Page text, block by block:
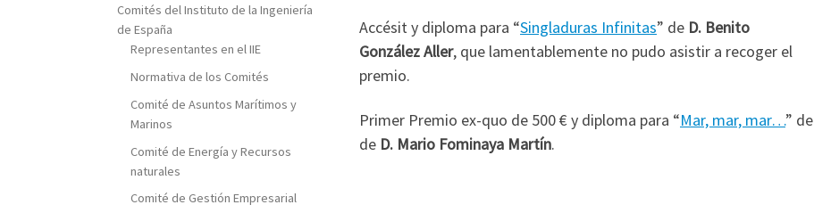
Accésit y diploma para “Singladuras Infinitas” de D. Benito
González Aller, que lamentablemente no pudo asistir a recoger el
premio.
Primer Premio ex-quo de 500 € y diploma para “Mar, mar, mar…” de
de D. Mario Fominaya Martín.
Comités del Instituto de la Ingeniería
de España
Representantes en el IIE
Normativa de los Comités
Comité de Asuntos Marítimos y
Marinos
Comité de Energía y Recursos
naturales
Comité de Gestión Empresarial